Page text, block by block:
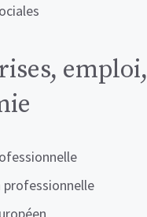
emploi,
professionnelle